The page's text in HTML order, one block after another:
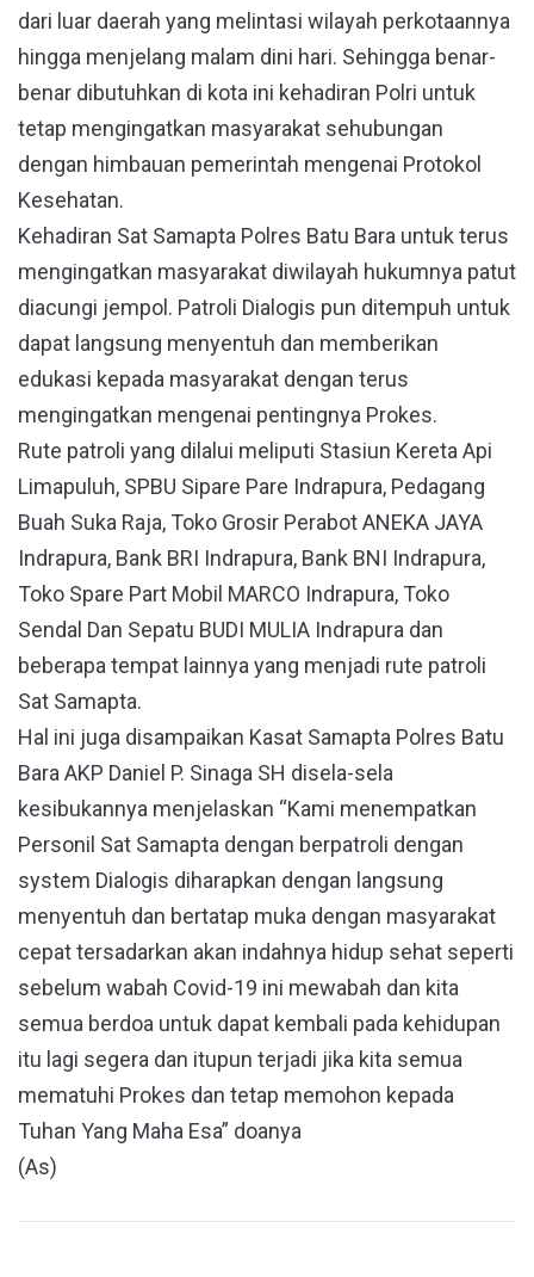
dari luar daerah yang melintasi wilayah perkotaannya
hingga menjelang malam dini hari. Sehingga benar-
benar dibutuhkan di kota ini kehadiran Polri untuk
tetap mengingatkan masyarakat sehubungan
dengan himbauan pemerintah mengenai Protokol
Kesehatan.
Kehadiran Sat Samapta Polres Batu Bara untuk terus
mengingatkan masyarakat diwilayah hukumnya patut
diacungi jempol. Patroli Dialogis pun ditempuh untuk
dapat langsung menyentuh dan memberikan
edukasi kepada masyarakat dengan terus
mengingatkan mengenai pentingnya Prokes.
Rute patroli yang dilalui meliputi Stasiun Kereta Api
Limapuluh, SPBU Sipare Pare Indrapura, Pedagang
Buah Suka Raja, Toko Grosir Perabot ANEKA JAYA
Indrapura, Bank BRI Indrapura, Bank BNI Indrapura,
Toko Spare Part Mobil MARCO Indrapura, Toko
Sendal Dan Sepatu BUDI MULIA Indrapura dan
beberapa tempat lainnya yang menjadi rute patroli
Sat Samapta.
Hal ini juga disampaikan Kasat Samapta Polres Batu
Bara AKP Daniel P. Sinaga SH disela-sela
kesibukannya menjelaskan “Kami menempatkan
Personil Sat Samapta dengan berpatroli dengan
system Dialogis diharapkan dengan langsung
menyentuh dan bertatap muka dengan masyarakat
cepat tersadarkan akan indahnya hidup sehat seperti
sebelum wabah Covid-19 ini mewabah dan kita
semua berdoa untuk dapat kembali pada kehidupan
itu lagi segera dan itupun terjadi jika kita semua
mematuhi Prokes dan tetap memohon kepada
Tuhan Yang Maha Esa” doanya
(As)